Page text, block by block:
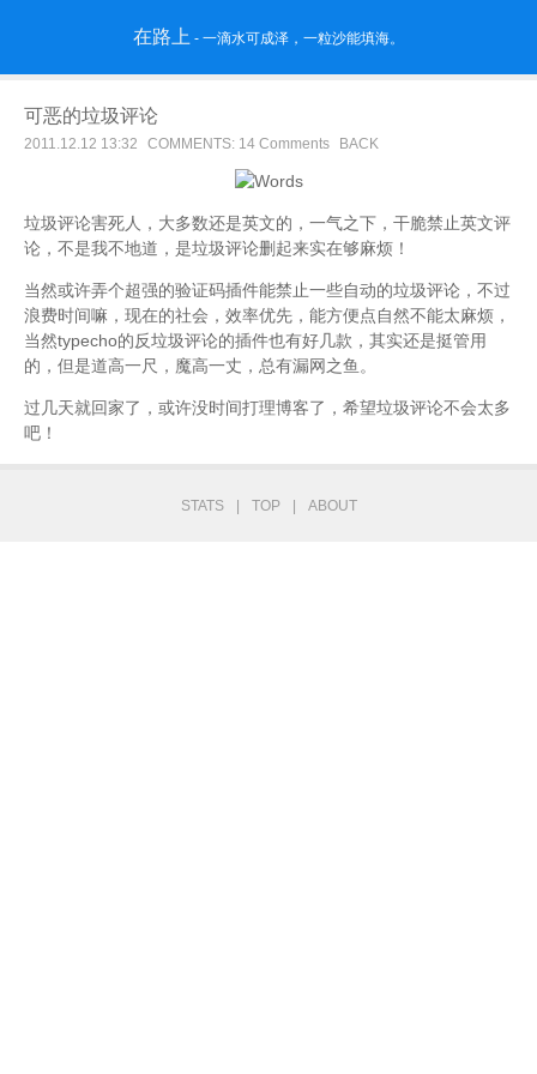
在路上 - 一滴水可成泽，一粒沙能填海。
可恶的垃圾评论
2011.12.12 13:32 COMMENTS: 14 Comments BACK
垃圾评论害死人，大多数还是英文的，一气之下，干脆禁止英文评
论，不是我不地道，是垃圾评论删起来实在够麻烦！
当然或许弄个超强的验证码插件能禁止一些自动的垃圾评论，不过
浪费时间嘛，现在的社会，效率优先，能方便点自然不能太麻烦，
当然typecho的反垃圾评论的插件也有好几款，其实还是挺管用
的，但是道高一尺，魔高一丈，总有漏网之鱼。
过几天就回家了，或许没时间打理博客了，希望垃圾评论不会太多
吧！
STATS TOP ABOUT